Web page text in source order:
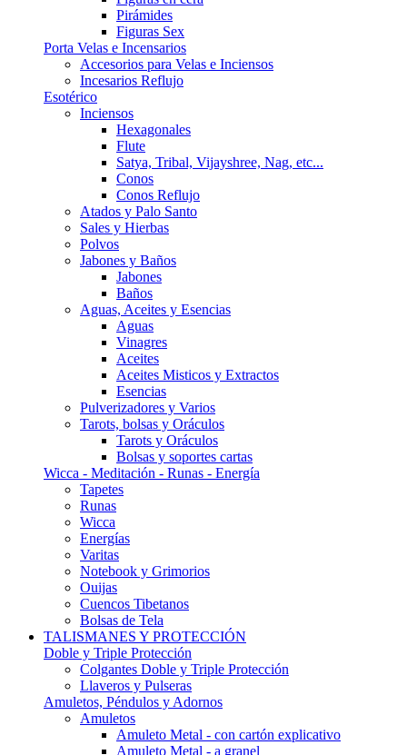
Pirámides
Figuras Sex
Porta Velas e Incensarios
Accesorios para Velas e Inciensos
Incesarios Reflujo
Esotérico
Inciensos
Hexagonales
Flute
Satya, Tribal, Vijayshree, Nag, etc...
Conos
Conos Reflujo
Atados y Palo Santo
Sales y Hierbas
Polvos
Jabones y Baños
Jabones
Baños
Aguas, Aceites y Esencias
Aguas
Vinagres
Aceites
Aceites Misticos y Extractos
Esencias
Pulverizadores y Varios
Tarots, bolsas y Oráculos
Tarots y Oráculos
Bolsas y soportes cartas
Wicca - Meditación - Runas - Energía
Tapetes
Runas
Wicca
Energías
Varitas
Notebook y Grimorios
Ouijas
Cuencos Tibetanos
Bolsas de Tela
TALISMANES Y PROTECCIÓN
Doble y Triple Protección
Colgantes Doble y Triple Protección
Llaveros y Pulseras
Amuletos, Péndulos y Adornos
Amuletos
Amuleto Metal - con cartón explicativo
Amuleto Metal - a granel